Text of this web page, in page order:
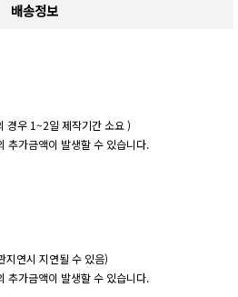
배송정보
경우 1~2일 제작기간 소요 )
추가금액이 발생할 수 있습니다.
지연시 지연될 수 있음)
추가금액이 발생할 수 있습니다.